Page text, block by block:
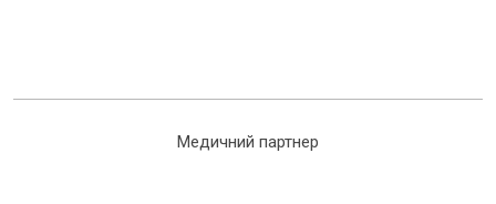
Медичний партнер